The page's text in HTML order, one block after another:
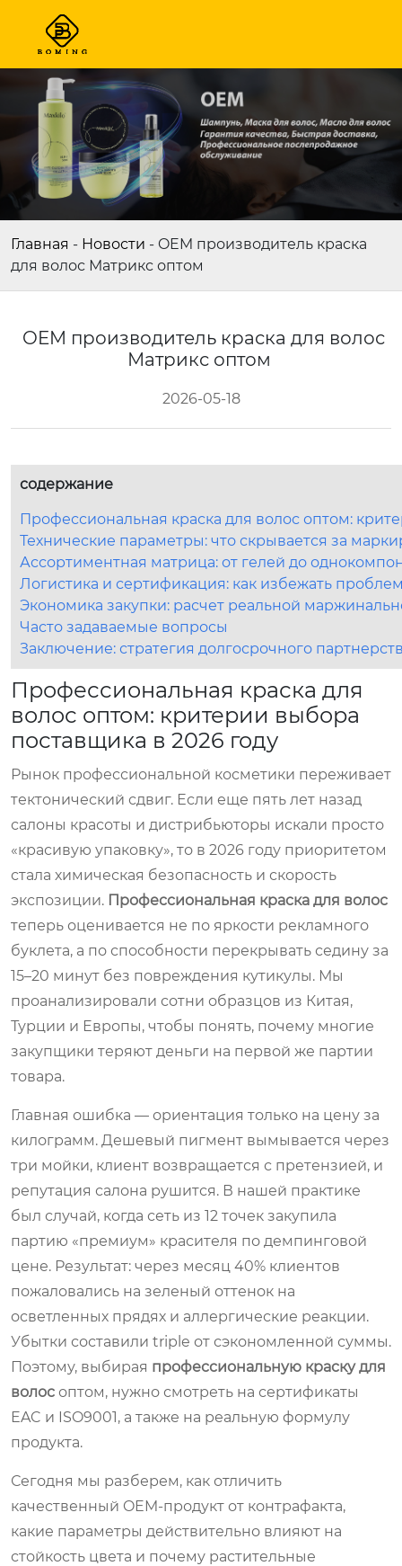
Главная - Новости - OEM производитель краска
для волос Матрикс оптом
OEM производитель краска для волос
Матрикс оптом
2026-05-18
содержание
Профессиональная краска для волос оптом:
Технические параметры: что скрывается за
Ассортиментная матрица: от гелей до
Логистика и сертификация: как избежать
Экономика закупки: расчет реальной
Часто задаваемые вопросы
Заключение: стратегия долгосрочного
Профессиональная краска для
волос оптом: критерии выбора
поставщика в 2026 году
Рынок профессиональной косметики переживает
тектонический сдвиг. Если еще пять лет назад
салоны красоты и дистрибьюторы искали просто
«красивую упаковку», то в 2026 году приоритетом
стала химическая безопасность и скорость
экспозиции. Профессиональная краска для волос
теперь оценивается не по яркости рекламного
буклета, а по способности перекрывать седину за
15–20 минут без повреждения кутикулы. Мы
проанализировали сотни образцов из Китая,
Турции и Европы, чтобы понять, почему многие
закупщики теряют деньги на первой же партии
товара.
Главная ошибка — ориентация только на цену за
килограмм. Дешевый пигмент вымывается через
три мойки, клиент возвращается с претензией, и
репутация салона рушится. В нашей практике
был случай, когда сеть из 12 точек закупила
партию «премиум» красителя по демпинговой
цене. Результат: через месяц 40% клиентов
пожаловались на зеленый оттенок на
осветленных прядях и аллергические реакции.
Убытки составили triple от сэкономленной суммы.
Поэтому, выбирая профессиональную краску для
волос оптом, нужно смотреть на сертификаты
EAC и ISO9001, а также на реальную формулу
продукта.
Сегодня мы разберем, как отличить
качественный OEM-продукт от контрафакта,
какие параметры действительно влияют на
стойкость цвета и почему растительные